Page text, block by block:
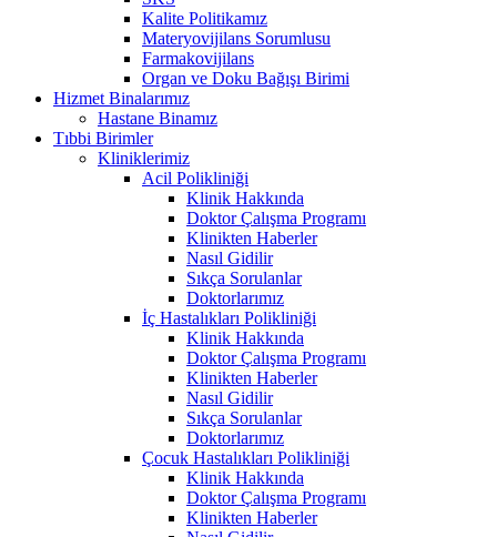
Kalite Politikamız
Materyovijilans Sorumlusu
Farmakovijilans
Organ ve Doku Bağışı Birimi
Hizmet Binalarımız
Hastane Binamız
Tıbbi Birimler
Kliniklerimiz
Acil Polikliniği
Klinik Hakkında
Doktor Çalışma Programı
Klinikten Haberler
Nasıl Gidilir
Sıkça Sorulanlar
Doktorlarımız
İç Hastalıkları Polikliniği
Klinik Hakkında
Doktor Çalışma Programı
Klinikten Haberler
Nasıl Gidilir
Sıkça Sorulanlar
Doktorlarımız
Çocuk Hastalıkları Polikliniği
Klinik Hakkında
Doktor Çalışma Programı
Klinikten Haberler